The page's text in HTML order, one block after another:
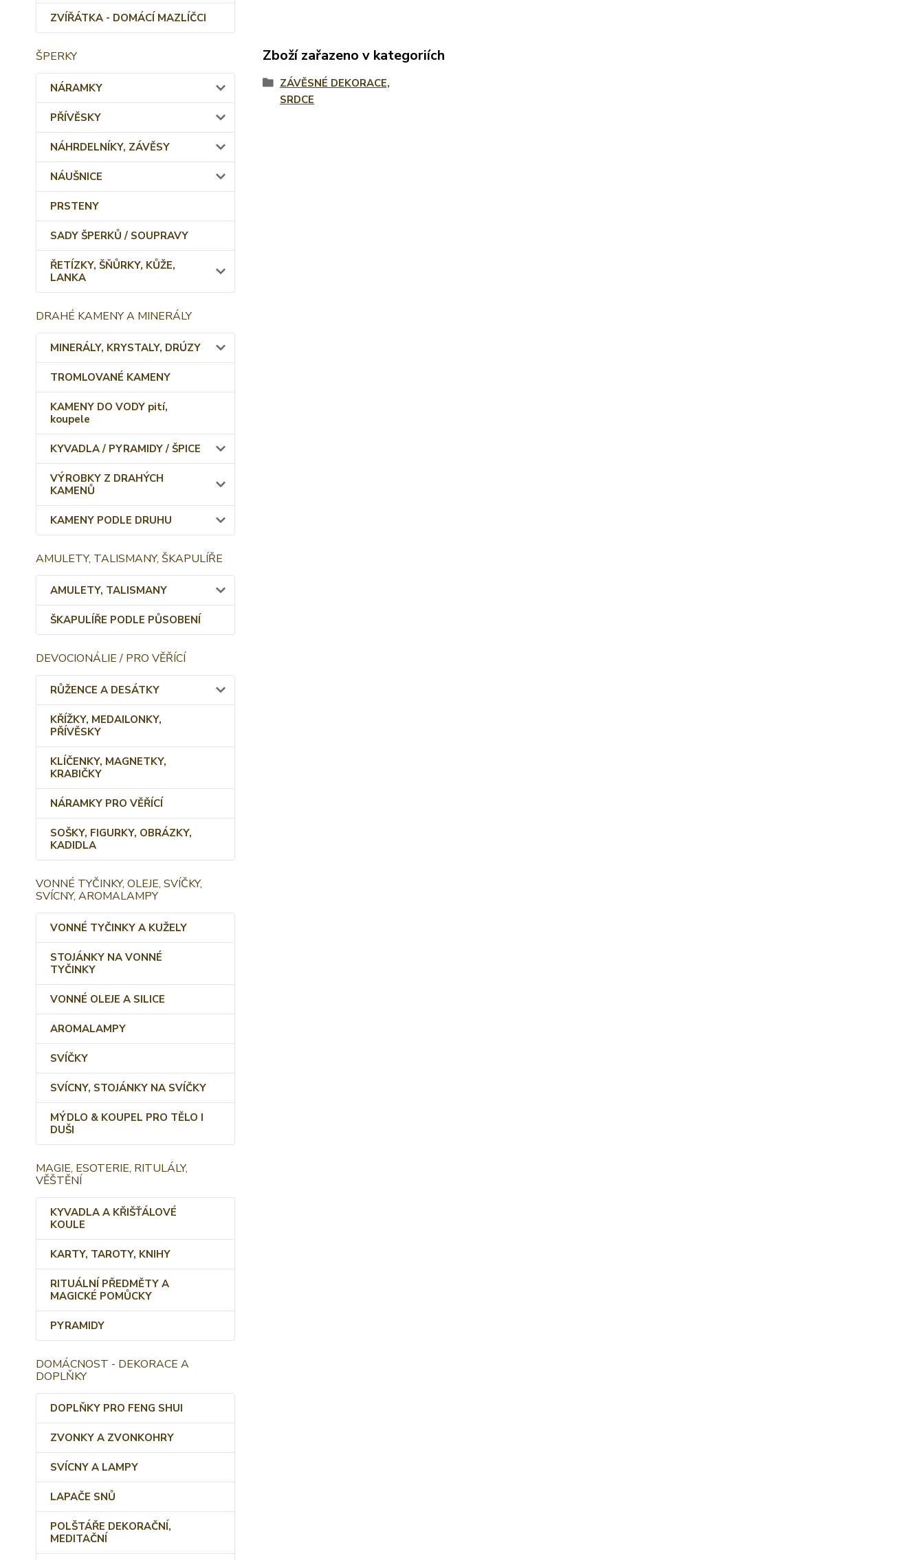
ZVÍŘÁTKA - DOMÁCÍ MAZLÍČCI
ŠPERKY
NÁRAMKY
PŘÍVĚSKY
NÁHRDELNÍKY, ZÁVĚSY
NÁUŠNICE
PRSTENY
SADY ŠPERKŮ / SOUPRAVY
ŘETÍZKY, ŠŇŮRKY, KŮŽE,
LANKA
DRAHÉ KAMENY A MINERÁLY
MINERÁLY, KRYSTALY, DRÚZY
TROMLOVANÉ KAMENY
KAMENY DO VODY pití,
koupele
KYVADLA / PYRAMIDY / ŠPICE
VÝROBKY Z DRAHÝCH
KAMENŮ
KAMENY PODLE DRUHU
AMULETY, TALISMANY, ŠKAPULÍŘE
AMULETY, TALISMANY
ŠKAPULÍŘE PODLE PŮSOBENÍ
DEVOCIONÁLIE / PRO VĚŘÍCÍ
RŮŽENCE A DESÁTKY
KŘÍŽKY, MEDAILONKY,
PŘÍVĚSKY
KLÍČENKY, MAGNETKY,
KRABIČKY
NÁRAMKY PRO VĚŘÍCÍ
SOŠKY, FIGURKY, OBRÁZKY,
KADIDLA
VONNÉ TYČINKY, OLEJE, SVÍČKY,
SVÍCNY, AROMALAMPY
VONNÉ TYČINKY A KUŽELY
STOJÁNKY NA VONNÉ
TYČINKY
VONNÉ OLEJE A SILICE
AROMALAMPY
SVÍČKY
SVÍCNY, STOJÁNKY NA SVÍČKY
MÝDLO & KOUPEL PRO TĚLO I
DUŠI
MAGIE, ESOTERIE, RITULÁLY,
VĚŠTĚNÍ
KYVADLA A KŘIŠŤÁLOVÉ
KOULE
KARTY, TAROTY, KNIHY
RITUÁLNÍ PŘEDMĚTY A
MAGICKÉ POMŮCKY
PYRAMIDY
DOMÁCNOST - DEKORACE A
DOPLŇKY
DOPLŇKY PRO FENG SHUI
ZVONKY A ZVONKOHRY
SVÍCNY A LAMPY
LAPAČE SNŮ
POLŠTÁŘE DEKORAČNÍ,
MEDITAČNÍ
Zboží zařazeno v kategoriích
ZÁVĚSNÉ DEKORACE,
SRDCE